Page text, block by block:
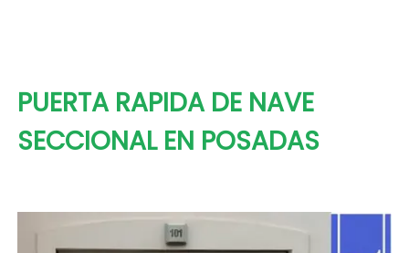
PUERTA RAPIDA DE NAVE
SECCIONAL EN POSADAS